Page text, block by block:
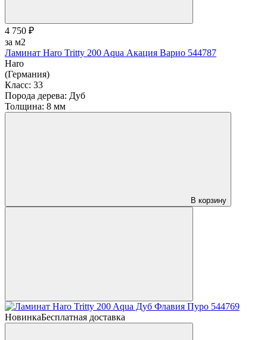
4 750 ₽
за м2
Ламинат Haro Tritty 200 Aqua Акация Варио 544787
Haro
(Германия)
Класс: 33
Порода дерева: Дуб
Толщина: 8 мм
В корзину
НовинкаБесплатная доставка